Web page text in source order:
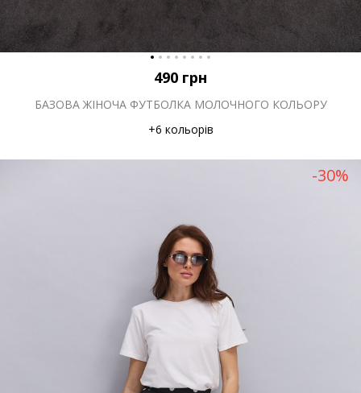
490 грн
БАЗОВА ЖІНОЧА ФУТБОЛКА МОЛОЧНОГО КОЛЬОРУ
+6 кольорів
-30%